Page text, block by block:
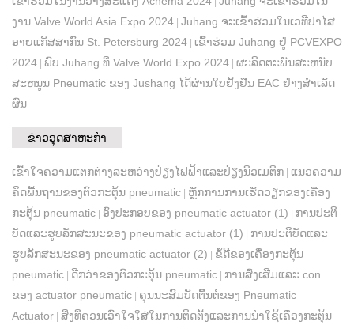
ງານ Valve World Asia Expo 2024 Juhang ຈະ​ເຂົ້າ​ຮ່ວມ​ໃນ​ເວທີ​ປາ​ໄສ​
ອາຍ​ແກັສສາກົນ St. Petersburg 2024
ເຂົ້າຮ່ວມ Juhang ຢູ່ PCVEXPO
2024 ພົບ Juhang ທີ່ Valve World Expo 2024 ຜະລິດຕະພັນສະຫນັບ
ສະຫນູນ Pneumatic ຂອງ Jushang ໄດ້ຜ່ານໃບຢັ້ງຢືນ EAC ຢ່າງສໍາເລັດ
ຜົນ
ຂ່າວອຸດສາຫະກໍາ
ເຂົ້າໃຈຄວາມແຕກຕ່າງລະຫວ່າງປ່ຽງໄຟຟ້າແລະປ່ຽງນິວເມຕິກ
ແນວຄວາມ
ຄິດພື້ນຖານຂອງຕົວກະຕຸ້ນ pneumatic
ຫຼັກການການເຮັດວຽກຂອງເຄື່ອງ
ກະຕຸ້ນ pneumatic
ອົງ​ປະ​ກອບ​ຂອງ pneumatic actuator (1​)
ການ​ປະ​ຕິ​
ບັດ​ແລະ​ຮູບ​ລັກ​ສະ​ນະ​ຂອງ pneumatic actuator (1​)
ການ​ປະ​ຕິ​ບັດ​ແລະ​
ຮູບ​ລັກ​ສະ​ນະ​ຂອງ pneumatic actuator (2​)
ຂໍ້ດີຂອງເຄື່ອງກະຕຸ້ນ
pneumatic
ດີກວ່າຂອງຕົວກະຕຸ້ນ pneumatic
ການສົ່ງເສີມແລະ con
ຂອງ actuator pneumatic
ຄຸນນະສົມບັດຕົ້ນຕໍຂອງ Pneumatic
Actuator ສິ່ງທີ່ຄວນເອົາໃຈໃສ່ໃນການຕິດຕັ້ງແລະການນໍາໃຊ້ເຄື່ອງກະຕຸ້ນ